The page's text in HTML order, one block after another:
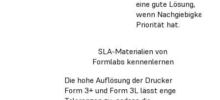
eine gute Lösung,
wenn Nachgiebigkeit
Priorität hat.
SLA-Materialien von
Formlabs kennenlernen
Die hohe Auflösung der Drucker
Form 3+ und Form 3L lässt enge